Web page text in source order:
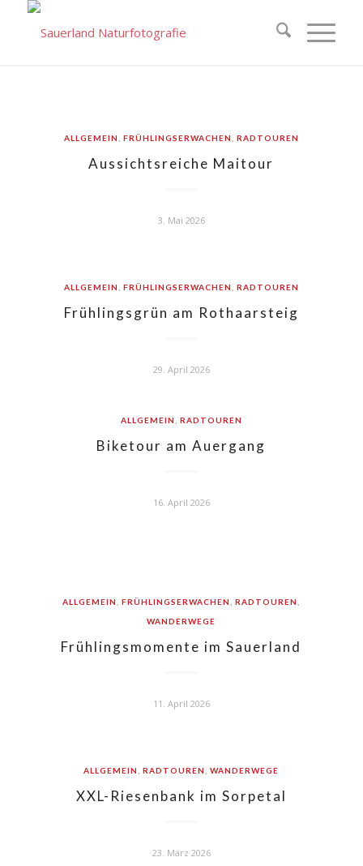
ALLGEMEIN FRÜHLINGSERWACHEN RADTOUREN
Aussichtsreiche Maitour
3. Mai 2026
ALLGEMEIN FRÜHLINGSERWACHEN RADTOUREN
Frühlingsgrün am Rothaarsteig
29. April 2026
ALLGEMEIN RADTOUREN
Biketour am Auergang
16. April 2026
ALLGEMEIN ,FRÜHLINGSERWACHEN ,RADTOUREN
WANDERWEGE
Frühlingsmomente im Sauerland
11. April 2026
ALLGEMEIN ,RADTOUREN ,WANDERWEGE
XXL-Riesenbank im Sorpetal
23. März 2026